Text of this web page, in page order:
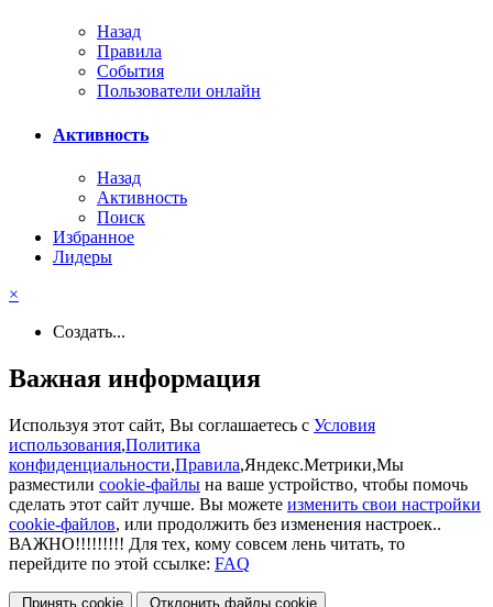
Назад
Правила
События
Пользователи онлайн
Активность
Назад
Активность
Поиск
Избранное
Лидеры
×
Создать...
Важная информация
Используя этот сайт, Вы соглашаетесь с Условия
использования,Политика
конфиденциальности,Правила,Яндекс.Метрики,Мы
разместили cookie-файлы на ваше устройство, чтобы помочь
сделать этот сайт лучше. Вы можете изменить свои настройки
cookie-файлов, или продолжить без изменения настроек..
ВАЖНО!!!!!!!!! Для тех, кому совсем лень читать, то
перейдите по этой ссылке: FAQ
Принять cookie Отклонить файлы сookie